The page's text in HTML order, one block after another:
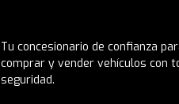
Tu concesionario de confianza
comprar y vender vehículos con
seguridad.